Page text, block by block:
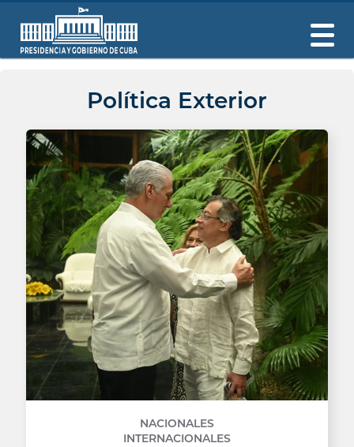
Política Exterior
NACIONALES
INTERNACIONALES